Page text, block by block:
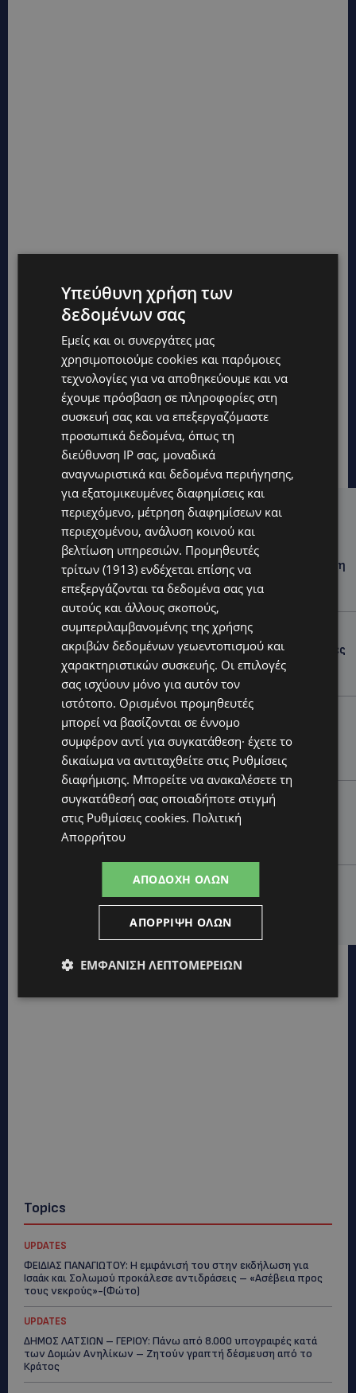
Hot this week
UPDATES
ΦΕΙΔΙΑΣ ΠΑΝΑΓΙΩΤΟΥ: Η εμφάνισή του στην εκδήλωση
για Ισαάκ και Σολωμού προκάλεσε αντιδράσεις –
«Ασέβεια προς τους νεκρούς»-(Φώτο)
UPDATES
ΔΗΜΟΣ ΛΑΤΣΙΩΝ – ΓΕΡΙΟΥ: Πάνω από 8.000 υπογραφές
κατά των Δομών Ανηλίκων – Ζητούν γραπτή
δέσμευση από το Κράτος
ΑΓΙΟΣ ΙΩΑΝΝΗΣ ΠΙΤΣΙΛΙΑΣ: Ξανανοίγει η πισίνα του
χωριού – Μια ανάσα δροσιάς για κατοίκους και
επισκέπτες
LIFESTYLE
ΕΛΕΝΑ ΠΑΠΑΔΟΠΟΥΛΟΥ: Από τη σκηνή στην
Αντιπροεδρία του ΘΟΚ – «Μεγάλη τιμή και μεγάλη
ευθύνη»
ARLA PROTEIN: Συνεχίζει να καινοτομεί με το Arla
Protein Food to Go.
Topics
UPDATES
ΦΕΙΔΙΑΣ ΠΑΝΑΓΙΩΤΟΥ: Η εμφάνισή του στην εκδήλωση για
Ισαάκ και Σολωμού προκάλεσε αντιδράσεις – «Ασέβεια προς
τους νεκρούς»-(Φώτο)
UPDATES
ΔΗΜΟΣ ΛΑΤΣΙΩΝ – ΓΕΡΙΟΥ: Πάνω από 8.000 υπογραφές κατά
των Δομών Ανηλίκων – Ζητούν γραπτή δέσμευση από το
Κράτος
Υπεύθυνη χρήση των
δεδομένων σας
Εμείς και οι συνεργάτες μας
χρησιμοποιούμε cookies και παρόμοιες
τεχνολογίες για να αποθηκεύουμε και να
έχουμε πρόσβαση σε πληροφορίες στη
συσκευή σας και να επεξεργαζόμαστε
προσωπικά δεδομένα, όπως τη
διεύθυνση IP σας, μοναδικά
αναγνωριστικά και δεδομένα περιήγησης,
για εξατομικευμένες διαφημίσεις και
περιεχόμενο, μέτρηση διαφημίσεων και
περιεχομένου, ανάλυση κοινού και
βελτίωση υπηρεσιών. Προμηθευτές
τρίτων (1913) ενδέχεται επίσης να
επεξεργάζονται τα δεδομένα σας για
αυτούς και άλλους σκοπούς,
συμπεριλαμβανομένης της χρήσης
ακριβών δεδομένων γεωεντοπισμού και
χαρακτηριστικών συσκευής. Οι επιλογές
σας ισχύουν μόνο για αυτόν τον
ιστότοπο. Ορισμένοι προμηθευτές
μπορεί να βασίζονται σε έννομο
συμφέρον αντί για συγκατάθεση· έχετε το
δικαίωμα να αντιταχθείτε στις Ρυθμίσεις
διαφήμισης. Μπορείτε να ανακαλέσετε τη
συγκατάθεσή σας οποιαδήποτε στιγμή
στις Ρυθμίσεις cookies. Πολιτική
Απορρήτου
ΑΠΟΔΟΧΉ ΌΛΩΝ
ΑΠΌΡΡΙΨΗ ΌΛΩΝ
ΕΜΦΆΝΙΣΗ ΛΕΠΤΟΜΕΡΕΙΏΝ